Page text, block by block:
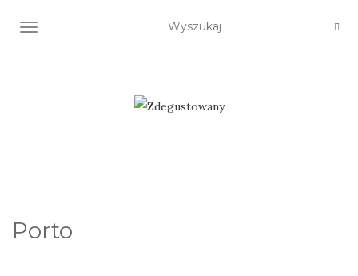
TOGGLE NAVIGATION
Porto